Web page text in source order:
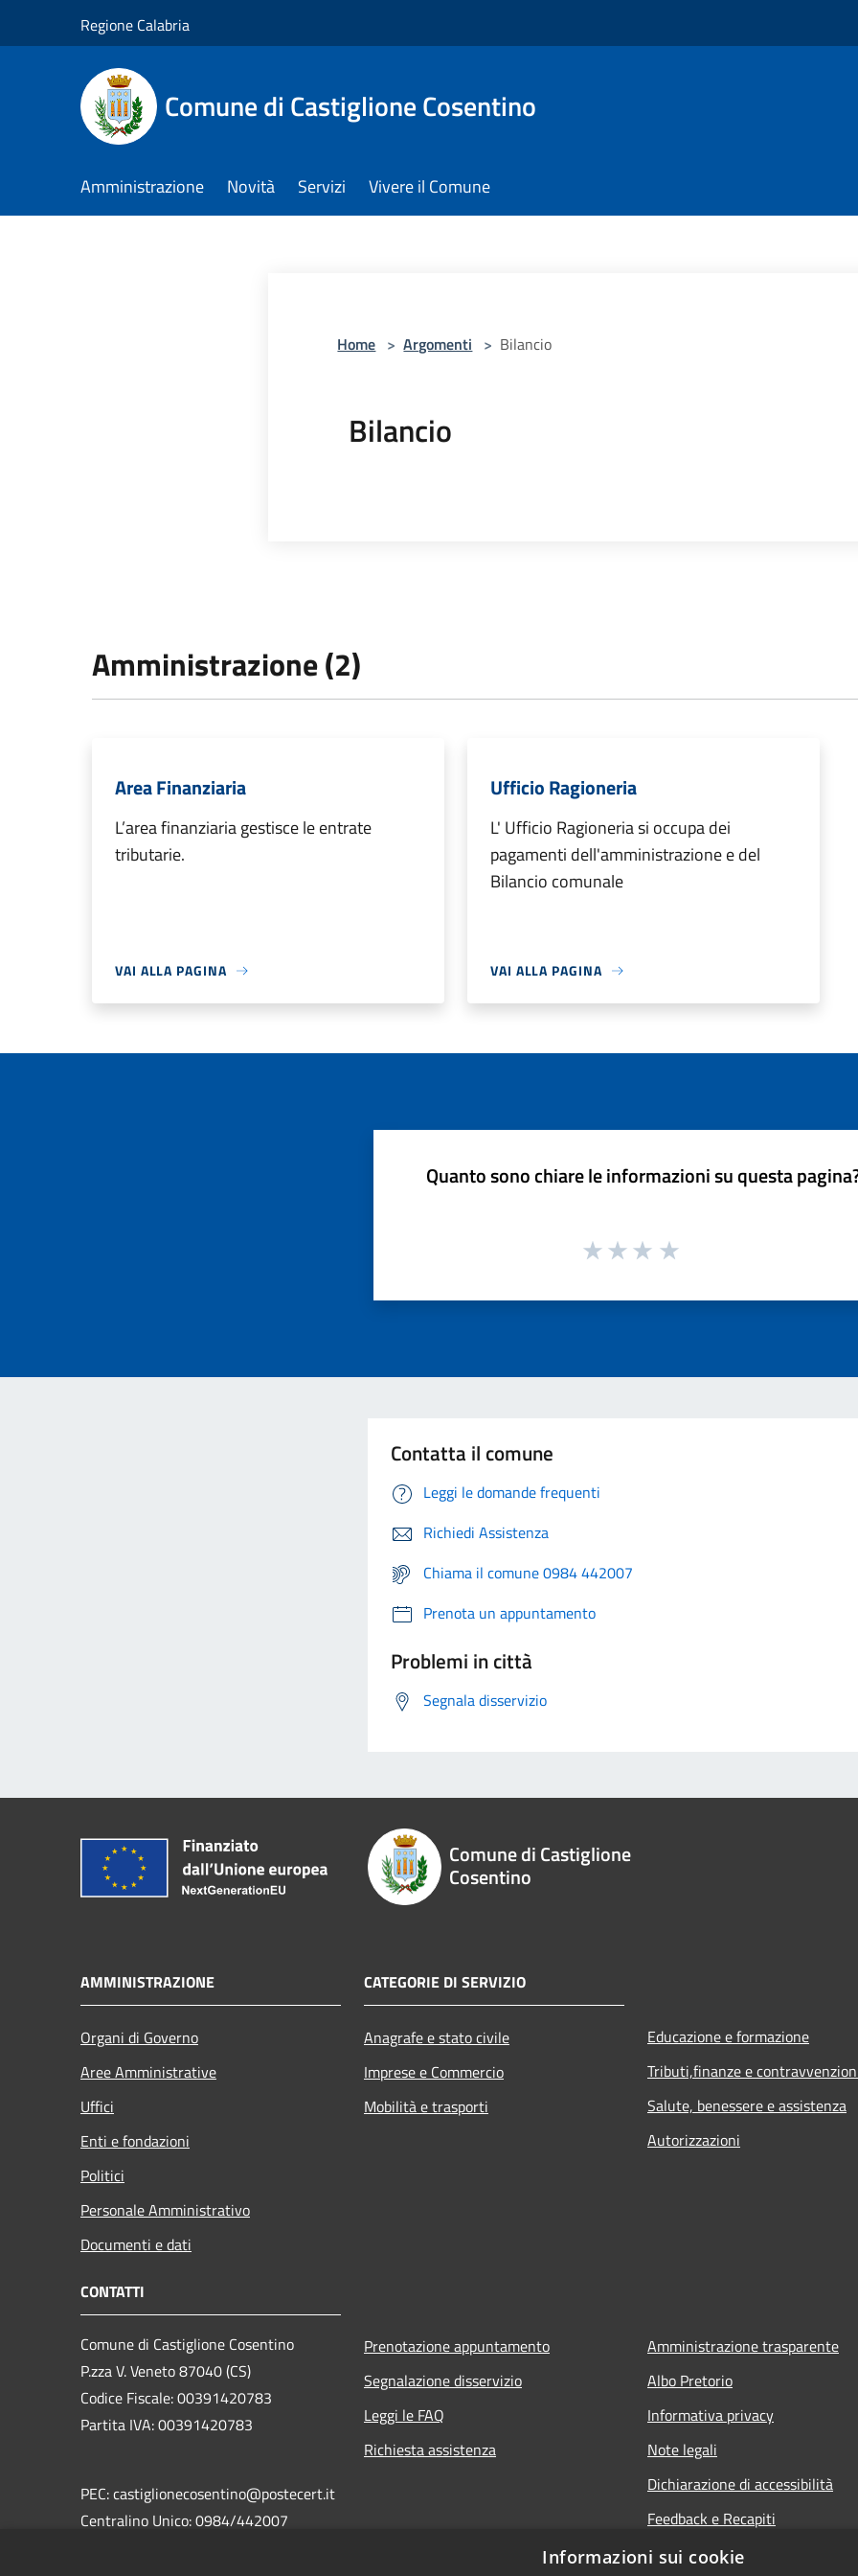
Regione Calabria
Comune di Castiglione Cosentino
Amministrazione Novità Servizi Vivere il Comune
Home > Argomenti > Bilancio
Bilancio
Amministrazione (2)
Area Finanziaria
L’area finanziaria gestisce le entrate
tributarie.
VAI ALLA PAGINA
Ufficio Ragioneria
L' Ufficio Ragioneria si occupa dei
pagamenti dell'amministrazione e del
Bilancio comunale
VAI ALLA PAGINA
Quanto sono chiare le informazioni su questa
Contatta il comune
Leggi le domande frequenti
Richiedi Assistenza
Chiama il comune 0984 442007
Prenota un appuntamento
Problemi in città
Segnala disservizio
Comune di Castiglione
Cosentino
AMMINISTRAZIONE
Organi di Governo
Aree Amministrative
Uffici
Enti e fondazioni
Politici
Personale Amministrativo
Documenti e dati
CATEGORIE DI SERVIZIO
Anagrafe e stato civile
Imprese e Commercio
Mobilità e trasporti
Educazione e formazione
Tributi,finanze e
Salute, benessere e assistenza
Autorizzazioni
CONTATTI
Comune di Castiglione Cosentino
P.zza V. Veneto 87040 (CS)
Codice Fiscale: 00391420783
Partita IVA: 00391420783
PEC: castiglionecosentino@postecert.it
Centralino Unico: 0984/442007
Prenotazione appuntamento
Segnalazione disservizio
Leggi le FAQ
Richiesta assistenza
Amministrazione trasparente
Albo Pretorio
Informativa privacy
Note legali
Dichiarazione di accessibilità
Feedback e Recapiti
Informazioni sui cookie